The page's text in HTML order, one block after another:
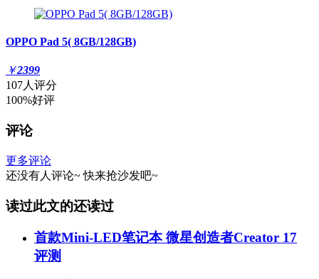
OPPO Pad 5( 8GB/128GB)
￥2399
107人评分
100%好评
评论
更多评论
还没有人评论~ 快来抢沙发吧~
读过此文的还读过
首款Mini-LED笔记本 微星创造者Creator 17
评测